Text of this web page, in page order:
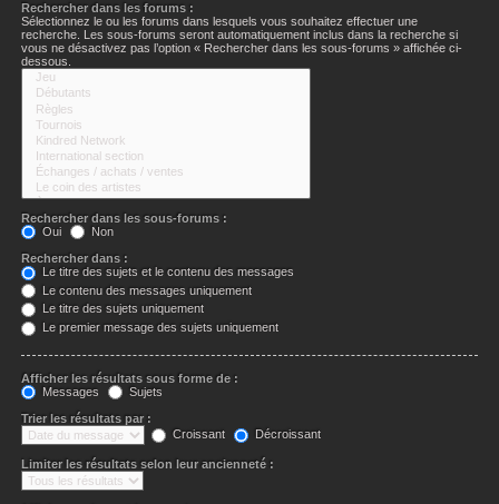
Rechercher dans les forums :
Sélectionnez le ou les forums dans lesquels vous souhaitez effectuer une
recherche. Les sous-forums seront automatiquement inclus dans la recherche si
vous ne désactivez pas l’option « Rechercher dans les sous-forums » affichée ci-
dessous.
Rechercher dans les sous-forums :
Oui
Non
Rechercher dans :
Le titre des sujets et le contenu des messages
Le contenu des messages uniquement
Le titre des sujets uniquement
Le premier message des sujets uniquement
Afficher les résultats sous forme de :
Messages
Sujets
Trier les résultats par :
Croissant
Décroissant
Limiter les résultats selon leur ancienneté :